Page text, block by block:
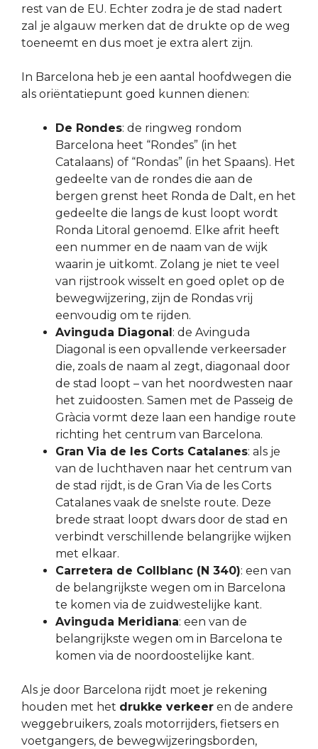
rest van de EU. Echter zodra je de stad nadert
zal je algauw merken dat de drukte op de weg
toeneemt en dus moet je extra alert zijn.
In Barcelona heb je een aantal hoofdwegen die
als oriëntatiepunt goed kunnen dienen:
De Rondes: de ringweg rondom
Barcelona heet “Rondes” (in het
Catalaans) of “Rondas” (in het Spaans). Het
gedeelte van de rondes die aan de
bergen grenst heet Ronda de Dalt, en het
gedeelte die langs de kust loopt wordt
Ronda Litoral genoemd. Elke afrit heeft
een nummer en de naam van de wijk
waarin je uitkomt. Zolang je niet te veel
van rijstrook wisselt en goed oplet op de
bewegwijzering, zijn de Rondas vrij
eenvoudig om te rijden.
Avinguda Diagonal : de Avinguda
Diagonal is een opvallende verkeersader
die, zoals de naam al zegt, diagonaal door
de stad loopt – van het noordwesten naar
het zuidoosten. Samen met de Passeig de
Gràcia vormt deze laan een handige route
richting het centrum van Barcelona.
Gran Via de les Corts Catalanes: als je
van de luchthaven naar het centrum van
de stad rijdt, is de Gran Via de les Corts
Catalanes vaak de snelste route. Deze
brede straat loopt dwars door de stad en
verbindt verschillende belangrijke wijken
met elkaar.
Carretera de Collblanc (N 340): een van
de belangrijkste wegen om in Barcelona
te komen via de zuidwestelijke kant.
Avinguda Meridiana: een van de
belangrijkste wegen om in Barcelona te
komen via de noordoostelijke kant.
Als je door Barcelona rijdt moet je rekening
houden met het drukke verkeer en de andere
weggebruikers, zoals motorrijders, fietsers en
voetgangers, de bewegwijzeringsborden,